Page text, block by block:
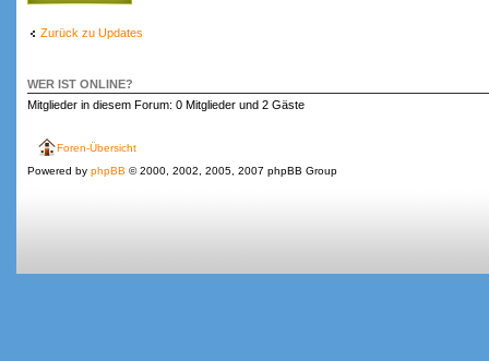
Zurück zu Updates
WER IST ONLINE?
Mitglieder in diesem Forum: 0 Mitglieder und 2 Gäste
Foren-Übersicht
Powered by phpBB © 2000, 2002, 2005, 2007 phpBB Group